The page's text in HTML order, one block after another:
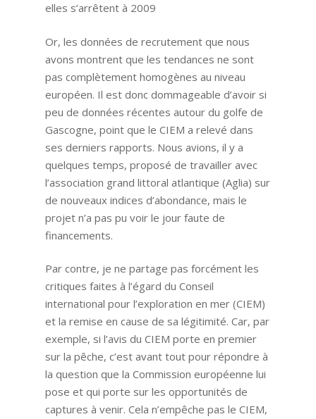
elles s’arrêtent à 2009
Or, les données de recrutement que nous
avons montrent que les tendances ne sont
pas complètement homogènes au niveau
européen. Il est donc dommageable d’avoir si
peu de données récentes autour du golfe de
Gascogne, point que le CIEM a relevé dans
ses derniers rapports. Nous avions, il y a
quelques temps, proposé de travailler avec
l’association grand littoral atlantique (Aglia) sur
de nouveaux indices d’abondance, mais le
projet n’a pas pu voir le jour faute de
financements.
Par contre, je ne partage pas forcément les
critiques faites à l’égard du Conseil
international pour l’exploration en mer (CIEM)
et la remise en cause de sa légitimité. Car, par
exemple, si l’avis du CIEM porte en premier
sur la pêche, c’est avant tout pour répondre à
la question que la Commission européenne lui
pose et qui porte sur les opportunités de
captures à venir. Cela n’empêche pas le CIEM,